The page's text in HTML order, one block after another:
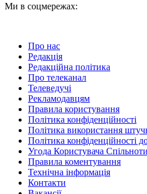
Ми в соцмережах:
Про нас
Редакція
Редакційна політика
Про телеканал
Телеведучі
Рекламодавцям
Правила користування
Політика конфіденційності
Політика використання
Політика конфіденційності
Угода Користувача Спільноти
Правила коментування
Технічна інформація
Контакти